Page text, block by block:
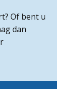
Of bent u
dan